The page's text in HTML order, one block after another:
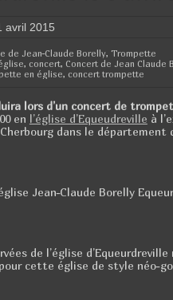
avril 2015
de Jean-Claude Borelly Trompette
concert Concert de Jean Claude
en église
concert trompette
lors d’un concert de
en l’église d’Equeudreville à
dans le département
de l’église
cette église de style néo-